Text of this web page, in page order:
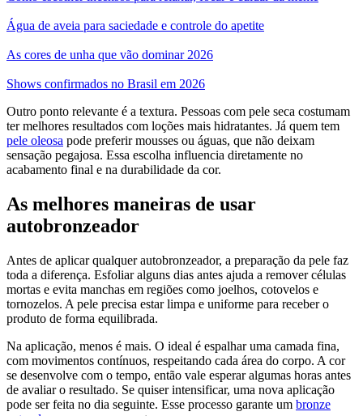
Água de aveia para saciedade e controle do apetite
As cores de unha que vão dominar 2026
Shows confirmados no Brasil em 2026
Outro ponto relevante é a textura. Pessoas com pele seca costumam
ter melhores resultados com loções mais hidratantes. Já quem tem
pele oleosa pode preferir mousses ou águas, que não deixam
sensação pegajosa. Essa escolha influencia diretamente no
acabamento final e na durabilidade da cor.
As melhores maneiras de usar
autobronzeador
Antes de aplicar qualquer autobronzeador, a preparação da pele faz
toda a diferença. Esfoliar alguns dias antes ajuda a remover células
mortas e evita manchas em regiões como joelhos, cotovelos e
tornozelos. A pele precisa estar limpa e uniforme para receber o
produto de forma equilibrada.
Na aplicação, menos é mais. O ideal é espalhar uma camada fina,
com movimentos contínuos, respeitando cada área do corpo. A cor
se desenvolve com o tempo, então vale esperar algumas horas antes
de avaliar o resultado. Se quiser intensificar, uma nova aplicação
pode ser feita no dia seguinte. Esse processo garante um bronze